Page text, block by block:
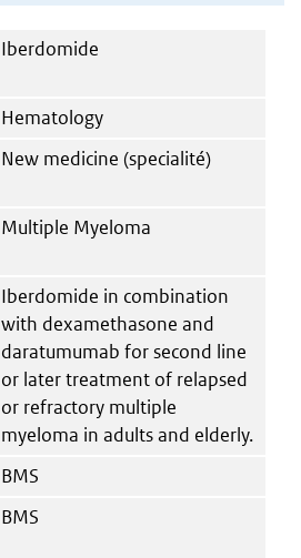
Iberdomide
Hematology
New medicine (specialité)
Multiple Myeloma
Iberdomide in combination
with dexamethasone and
daratumumab for second line
or later treatment of relapsed
or refractory multiple
myeloma in adults and elderly.
BMS
BMS